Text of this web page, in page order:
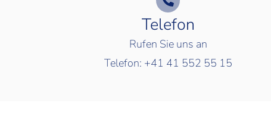
Telefon
Rufen Sie uns an
Telefon: +41 41 552 55 15